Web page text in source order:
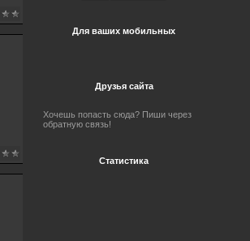
Для ваших мобильных
Друзья сайта
Хочешь попасть сюда? Пиши через
обратную связь!
Статистика